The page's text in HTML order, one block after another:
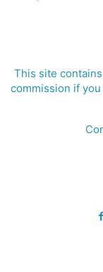
This site
commission if